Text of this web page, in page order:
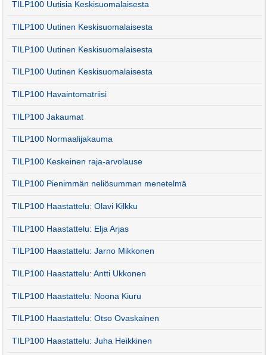
TILP100 Uutisia Keskisuomalaisesta
TILP100 Uutinen Keskisuomalaisesta
TILP100 Uutinen Keskisuomalaisesta
TILP100 Uutinen Keskisuomalaisesta
TILP100 Havaintomatriisi
TILP100 Jakaumat
TILP100 Normaalijakauma
TILP100 Keskeinen raja-arvolause
TILP100 Pienimmän neliösumman menetelmä
TILP100 Haastattelu: Olavi Kilkku
TILP100 Haastattelu: Elja Arjas
TILP100 Haastattelu: Jarno Mikkonen
TILP100 Haastattelu: Antti Ukkonen
TILP100 Haastattelu: Noona Kiuru
TILP100 Haastattelu: Otso Ovaskainen
TILP100 Haastattelu: Juha Heikkinen